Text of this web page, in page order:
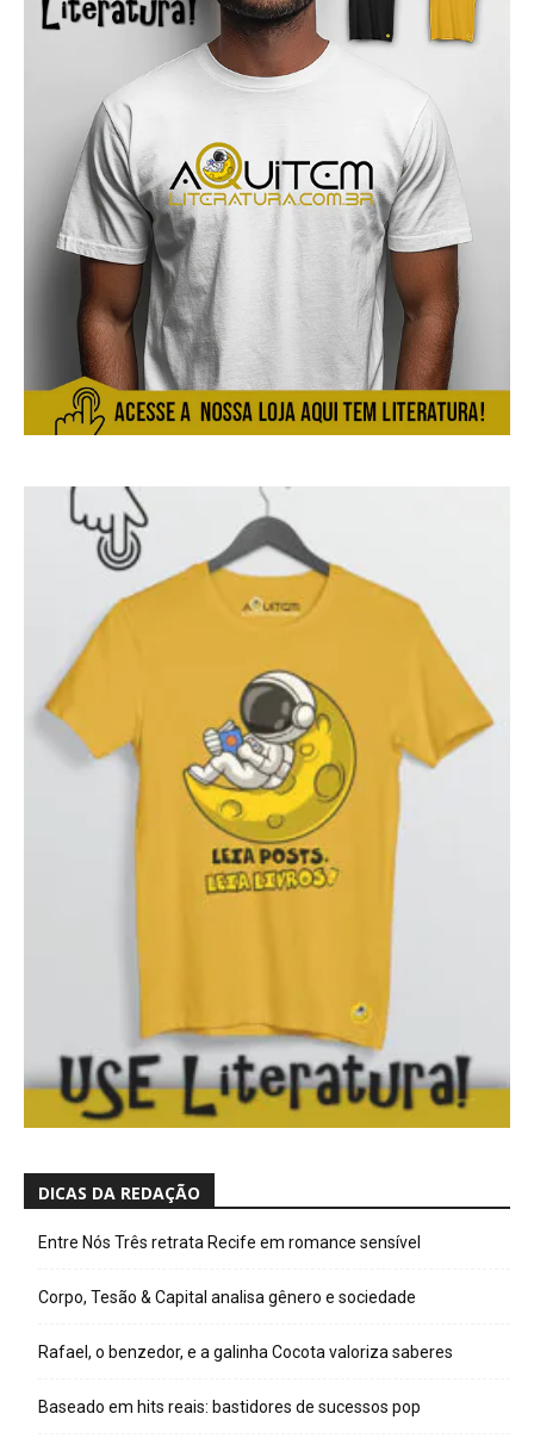
DICAS DA REDAÇÃO
Entre Nós Três retrata Recife em romance sensível
Corpo, Tesão & Capital analisa gênero e sociedade
Rafael, o benzedor, e a galinha Cocota valoriza saberes
Baseado em hits reais: bastidores de sucessos pop